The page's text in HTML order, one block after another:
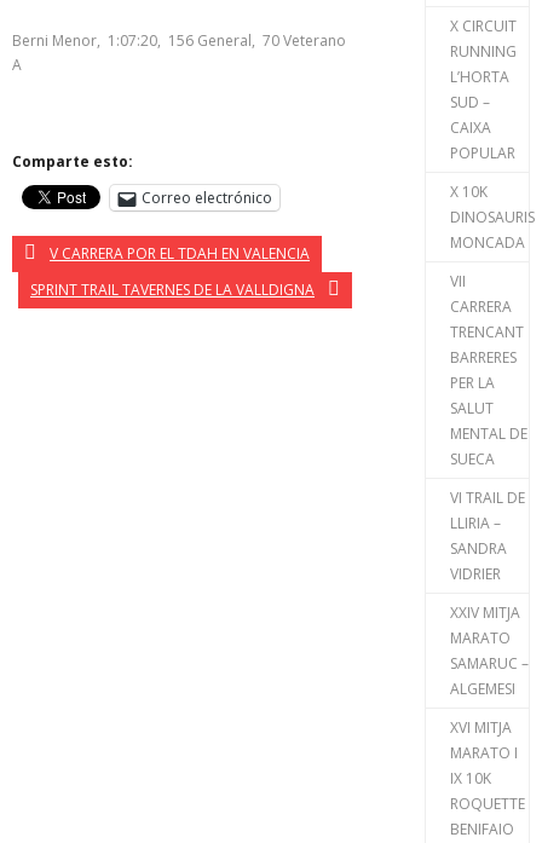
Berni Menor, 1:07:20, 156 General, 70 Veterano
A
Comparte esto:
Correo electrónico
V CARRERA POR EL TDAH EN VALENCIA
SPRINT TRAIL TAVERNES DE LA VALLDIGNA
X CIRCUIT
RUNNING
L’HORTA
SUD –
CAIXA
POPULAR
X 10K
DINOSAURIS
MONCADA
VII
CARRERA
TRENCANT
BARRERES
PER LA
SALUT
MENTAL DE
SUECA
VI TRAIL DE
LLIRIA –
SANDRA
VIDRIER
XXIV MITJA
MARATO
SAMARUC –
ALGEMESI
XVI MITJA
MARATO I
IX 10K
ROQUETTE
BENIFAIO